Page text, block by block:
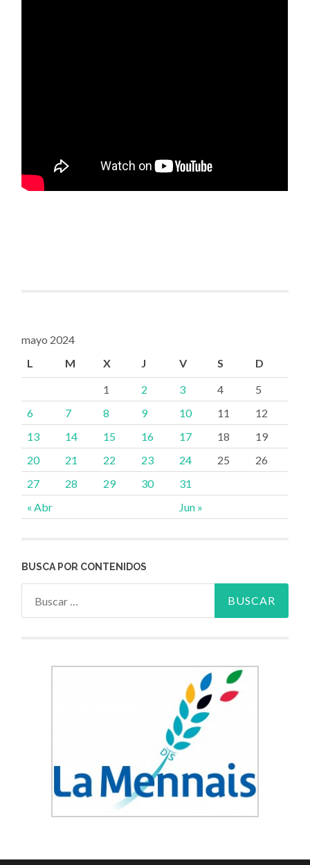
mayo 2024
L
M X J V S D
« Abr Jun »
1 2 3 4
5
6
7 8 9 10 11
12
13
14 15 16 17 18
19
20
21 22 23 24 25
26
27
28 29 30 31
BUSCA POR CONTENIDOS